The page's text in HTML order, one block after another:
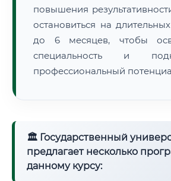
повышения
остановиться на
до 6 месяцев, чтобы
специальность и
профессиональный
🏛 Государственный
предлагает несколько
данному курсу: